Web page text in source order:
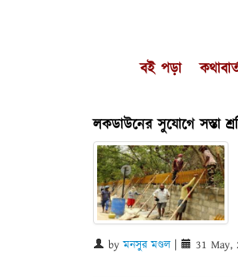
বই পড়া
লকডাউনের সুযোগে সস্তা
byমনসুর মণ্ডল| 31 May,